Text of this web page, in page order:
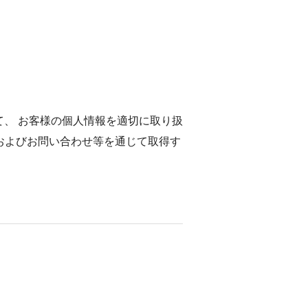
お客様の個人情報を適切に取り扱
びお問い合わせ等を通じて取得す